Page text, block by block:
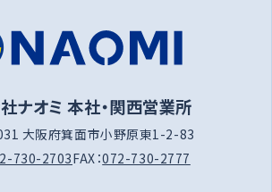
ナオミ 本社・関西営業所
大阪府箕面市小野原東1-2-83
730-2703FAX：072-730-2777